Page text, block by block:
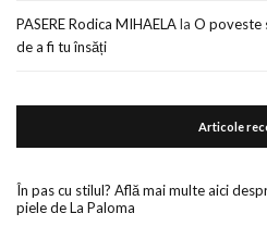
PASERE Rodica MIHAELAla O poveste
de a fi tu însăți
Articole
În pas cu stilul? Află mai multe aici
piele de La Paloma